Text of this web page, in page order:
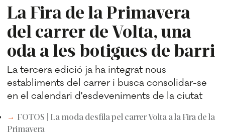
La Fira de la Primavera
del carrer de Volta, una
oda a les botigues de barri
La tercera edició ja ha integrat nous
establiments del carrer i busca consolidar-se
en el calendari d'esdeveniments de la ciutat
FOTOS | La moda desfila pel carrer Volta a la Fira de la
Primavera